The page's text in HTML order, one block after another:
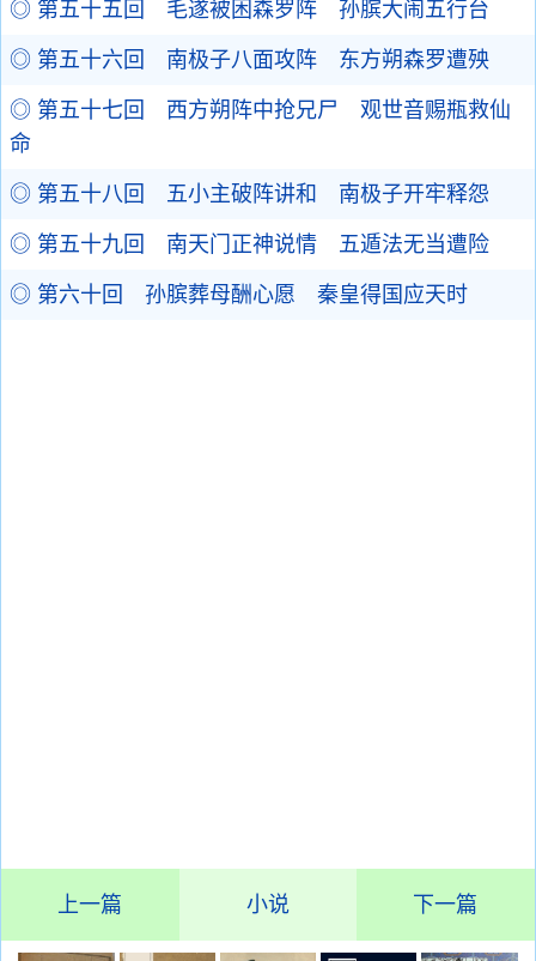
◎ 第五十五回 毛遂被困森罗阵 孙膑大闹五行台
◎ 第五十六回 南极子八面攻阵 东方朔森罗遭殃
◎ 第五十七回 西方朔阵中抢兄尸 观世音赐瓶救仙
命
◎ 第五十八回 五小主破阵讲和 南极子开牢释怨
◎ 第五十九回 南天门正神说情 五遁法无当遭险
◎ 第六十回 孙膑葬母酬心愿 秦皇得国应天时
上一篇 小说 下一篇